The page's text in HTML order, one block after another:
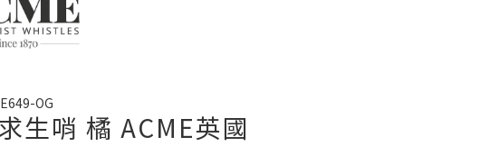
OG
生哨 橘 ACME英國